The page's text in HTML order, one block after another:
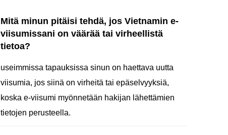
Mitä minun pitäisi tehdä, jos Vietnamin e-
viisumissani on väärää tai virheellistä
tietoa?
useimmissa tapauksissa sinun on haettava uutta
viisumia, jos siinä on virheitä tai epäselvyyksiä,
koska e-viisumi myönnetään hakijan lähettämien
tietojen perusteella.